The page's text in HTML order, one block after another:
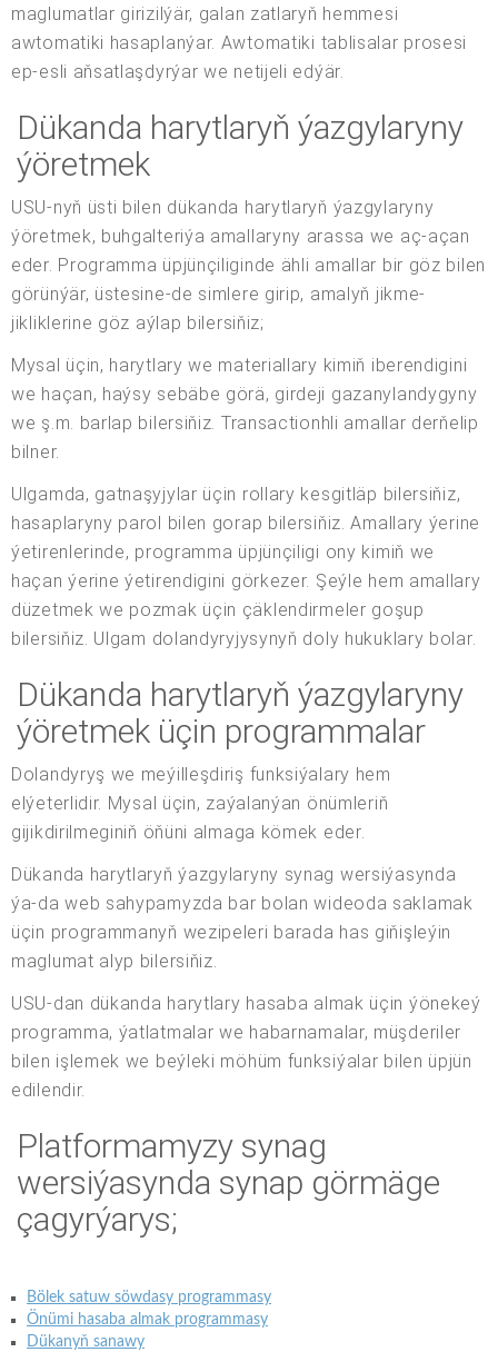
maglumatlar girizilýär, galan zatlaryň hemmesi
awtomatiki hasaplanýar. Awtomatiki tablisalar prosesi
ep-esli aňsatlaşdyrýar we netijeli edýär.
Dükanda harytlaryň ýazgylaryny
ýöretmek
USU-nyň üsti bilen dükanda harytlaryň ýazgylaryny
ýöretmek, buhgalteriýa amallaryny arassa we aç-açan
eder. Programma üpjünçiliginde ähli amallar bir göz bilen
görünýär, üstesine-de simlere girip, amalyň jikme-
jikliklerine göz aýlap bilersiňiz;
Mysal üçin, harytlary we materiallary kimiň iberendigini
we haçan, haýsy sebäbe görä, girdeji gazanylandygyny
we ş.m. barlap bilersiňiz. Transactionhli amallar derňelip
bilner.
Ulgamda, gatnaşyjylar üçin rollary kesgitläp bilersiňiz,
hasaplaryny parol bilen gorap bilersiňiz. Amallary ýerine
ýetirenlerinde, programma üpjünçiligi ony kimiň we
haçan ýerine ýetirendigini görkezer. Şeýle hem amallary
düzetmek we pozmak üçin çäklendirmeler goşup
bilersiňiz. Ulgam dolandyryjysynyň doly hukuklary bolar.
Dükanda harytlaryň ýazgylaryny
ýöretmek üçin programmalar
Dolandyryş we meýilleşdiriş funksiýalary hem
elýeterlidir. Mysal üçin, zaýalanýan önümleriň
gijikdirilmeginiň öňüni almaga kömek eder.
Dükanda harytlaryň ýazgylaryny synag wersiýasynda
ýa-da web sahypamyzda bar bolan wideoda saklamak
üçin programmanyň wezipeleri barada has giňişleýin
maglumat alyp bilersiňiz.
USU-dan dükanda harytlary hasaba almak üçin ýönekeý
programma, ýatlatmalar we habarnamalar, müşderiler
bilen işlemek we beýleki möhüm funksiýalar bilen üpjün
edilendir.
Platformamyzy synag
wersiýasynda synap görmäge
çagyrýarys;
Bölek satuw söwdasy programmasy
Önümi hasaba almak programmasy
Dükanyň sanawy